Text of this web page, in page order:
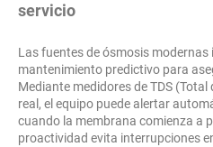
servicio
Las fuentes de ósmosis
mantenimiento predictivo para
Mediante medidores de TDS
real, el equipo puede alertar
cuando la membrana comienza a
proactividad evita interrupciones